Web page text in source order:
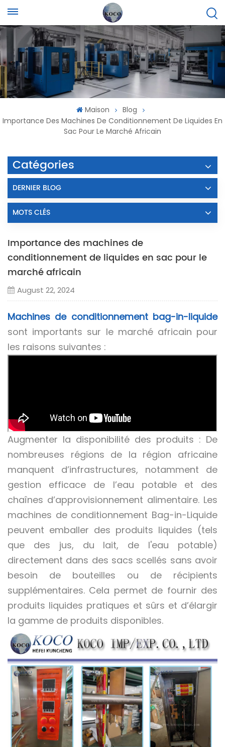
Maison
Blog
Importance Des Machines De Conditionnement De Liquides En
Sac Pour Le Marché Africain
Catégories
DERNIER BLOG
MOTS CLÉS
Importance des machines de
conditionnement de liquides en sac pour le
marché africain
August 22, 2024
Machines de conditionnement bag-in-liquide
sont importants sur le marché africain pour
les raisons suivantes :
Augmenter la disponibilité des produits : De
nombreuses régions de la région africaine
manquent d’infrastructures, notamment de
gestion efficace de l’eau potable et des
chaînes d’approvisionnement alimentaire. Les
machines de conditionnement Bag-in-Liquide
peuvent emballer des produits liquides (tels
que des jus, du lait, de l'eau potable)
directement dans des sacs scellés sans avoir
besoin de bouteilles ou de récipients
supplémentaires. Cela permet de fournir des
produits liquides pratiques et sûrs et d’élargir
la gamme de produits disponibles.